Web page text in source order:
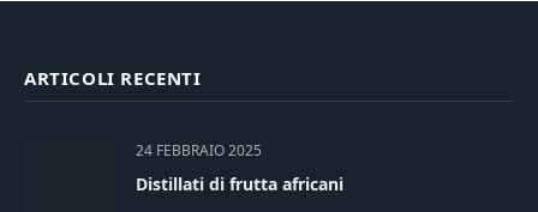
ARTICOLI RECENTI
24 FEBBRAIO 2025
Distillati di frutta africani